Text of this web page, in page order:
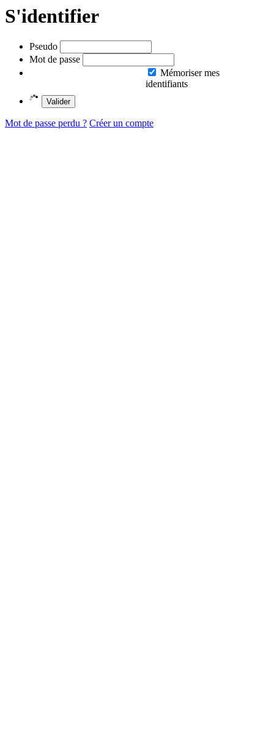
S'identifier
Pseudo
Mot de passe
Mémoriser mes
identifiants
Valider
Mot de passe perdu ? Créer un compte